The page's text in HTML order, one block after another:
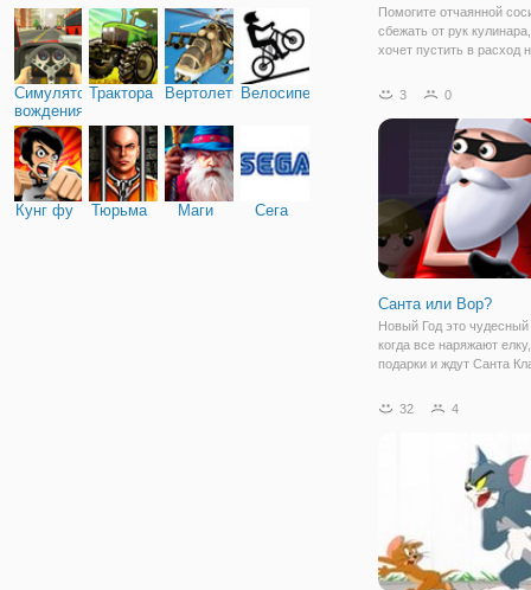
Симулятор
вождения
Трактора ВертолетыВелосипед
Кунг фу Тюрьма Маги Сега
Помогите отчаянной
сбежать от рук
хочет пустить в расход
деликатесов. В веселой
Беги" мы будем
3 0
Санта или Вор?
Новый Год это чудесный
когда все наряжают
подарки и ждут Санта
старичка ваш дом,
32 4